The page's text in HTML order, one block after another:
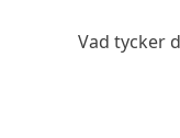
Vad tycker